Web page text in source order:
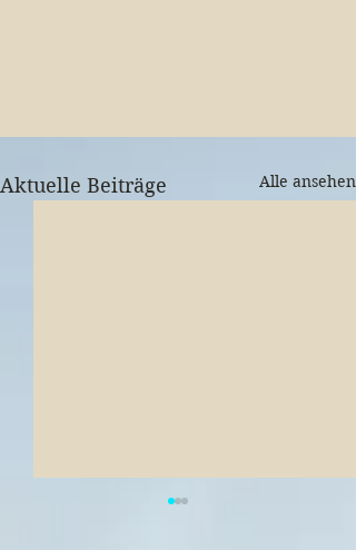
Aktuelle Beiträge Alle ansehen